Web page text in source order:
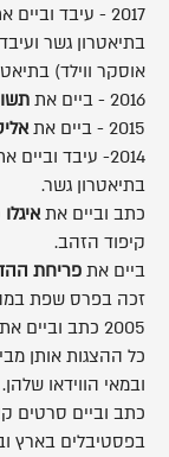
2017 - עיבד וביים את
בתיאטרון גשר
אוסקר ווילד)
2016 - ביים את
2015 - ביים את
2014- עיבד וביים את
בתיאטרון גשר.
כתב וביים אתאיגלו
קיפוד הזהב.
ביים את פריחת
זכה בפרס שפת
2005 כתב וביים את
כל ההצגות אותן
ובמאי הווידאו שלהן.
כתב וביים סרטים
בפסטיבלים בארץ